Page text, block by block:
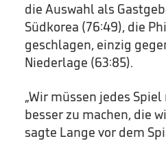
die Auswahl als
Südkorea (76:49), die
geschlagen, einzig
Niederlage (63:85).
„Wir müssen jedes
besser zu machen, die
sagte Lange vor dem